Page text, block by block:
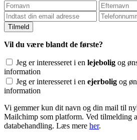
Vil du være blandt de første?
Jeg er interesseret i en lejebolig og
information
Jeg er interesseret i en ejerbolig og
information
Vi gemmer kun dit navn og din mail til
Mailchimp som platform. Ved tilmelding
databehandling. Læs mere her.